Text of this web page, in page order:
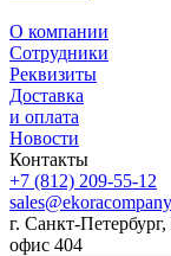
О компании
Сотрудники
Реквизиты
Доставка
и оплата
Новости
Контакты
+7 (812) 209-55-12
г. Санкт-
офис 404